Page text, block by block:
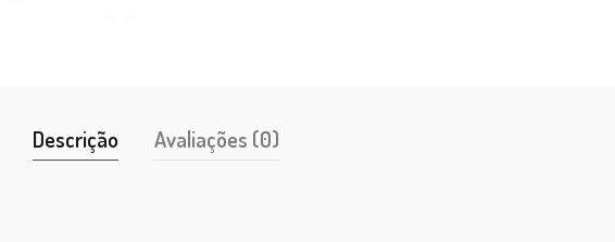
Descrição Avaliações (0)